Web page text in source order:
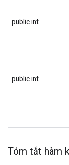
public int
public int
Tóm tắt hàm